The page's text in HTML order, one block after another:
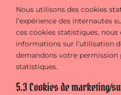
Nous utilisons des cookies
l’expérience des internautes
ces cookies statistiques, nous
informations sur l’utilisation
demandons votre permission
statistiques.
5.3 Cookies de marketing/